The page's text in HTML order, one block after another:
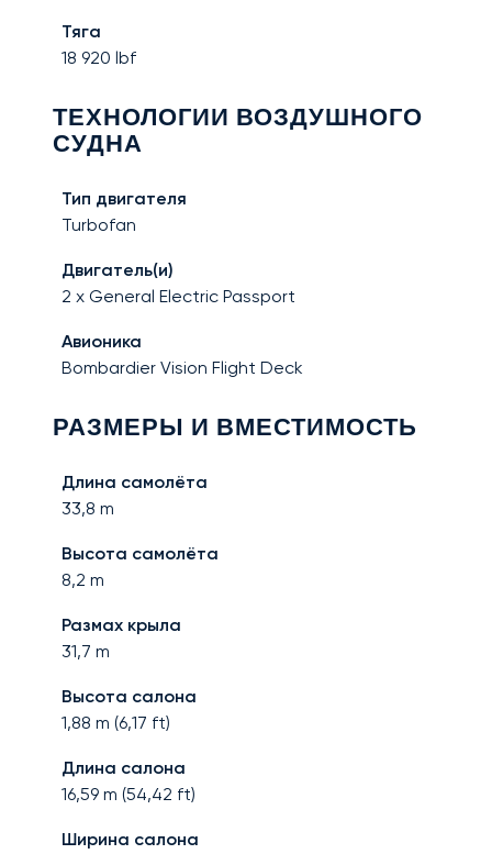
Тяга
18 920 lbf
ТЕХНОЛОГИИ ВОЗДУШНОГО
СУДНА
Тип двигателя
Turbofan
Двигатель(и)
2 x General Electric Passport
Авионика
Bombardier Vision Flight Deck
РАЗМЕРЫ И ВМЕСТИМОСТЬ
Длина самолёта
33,8 m
Высота самолёта
8,2 m
Размах крыла
31,7 m
Высота салона
1,88 m (6,17 ft)
Длина салона
16,59 m (54,42 ft)
Ширина салона